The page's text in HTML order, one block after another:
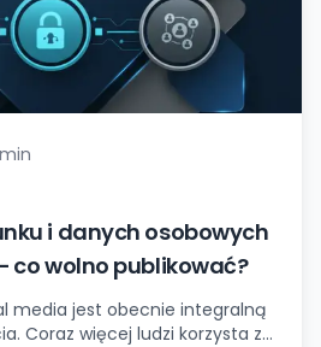
min
i danych osobowych
co wolno publikować?
media jest obecnie integralną
Coraz więcej ludzi korzysta z